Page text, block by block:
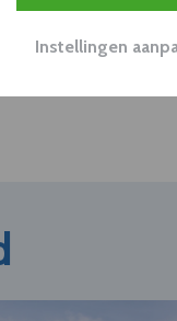
Instellingen